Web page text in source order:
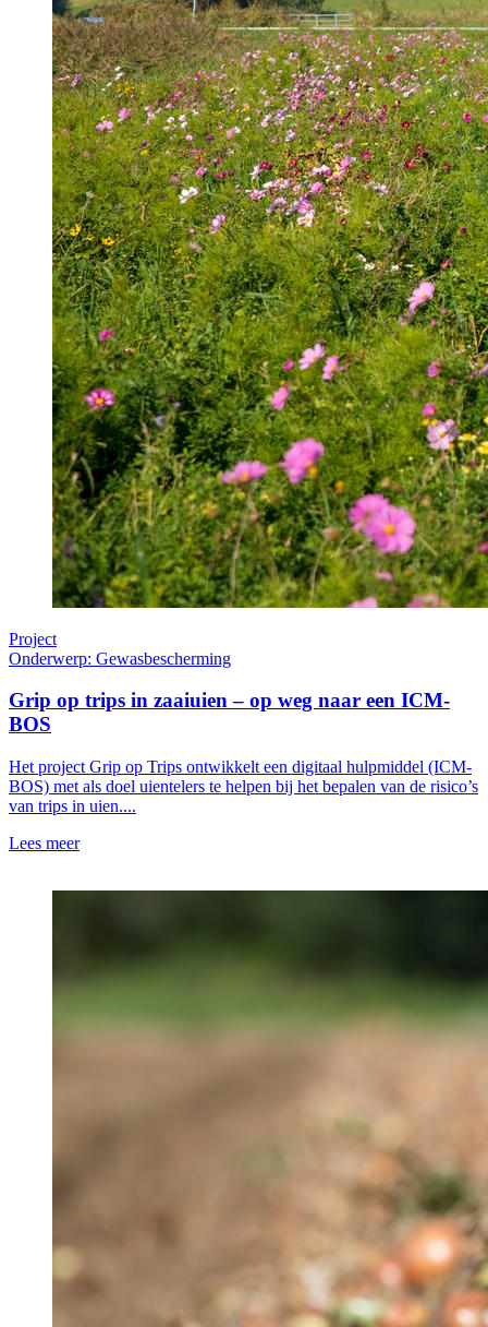
Project
Onderwerp: Gewasbescherming
Grip op trips in zaaiuien – op weg naar een ICM-
BOS
Het project Grip op Trips ontwikkelt een digitaal hulpmiddel (ICM-
BOS) met als doel uientelers te helpen bij het bepalen van de risico’s
van trips in uien....
Lees meer